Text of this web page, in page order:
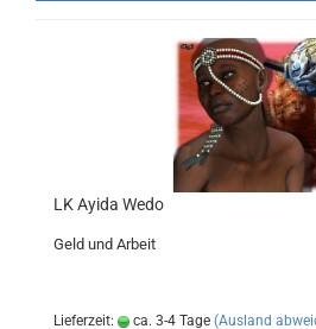
LK Ayida Wedo
Geld und Arbeit
Lieferzeit: ca. 3-4 Tage (Ausland